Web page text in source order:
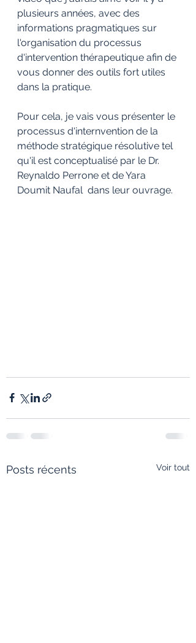
plusieurs années, avec des
informations pragmatiques sur
l'organisation du processus
d'intervention thérapeutique afin de
vous donner des outils fort utiles
dans la pratique.
Pour cela, je vais vous présenter le
processus d'internvention de la
méthode stratégique résolutive tel
qu'il est conceptualisé par le Dr.
Reynaldo Perrone et de Yara
Doumit Naufal  dans leur ouvrage.
Posts récents Voir tout